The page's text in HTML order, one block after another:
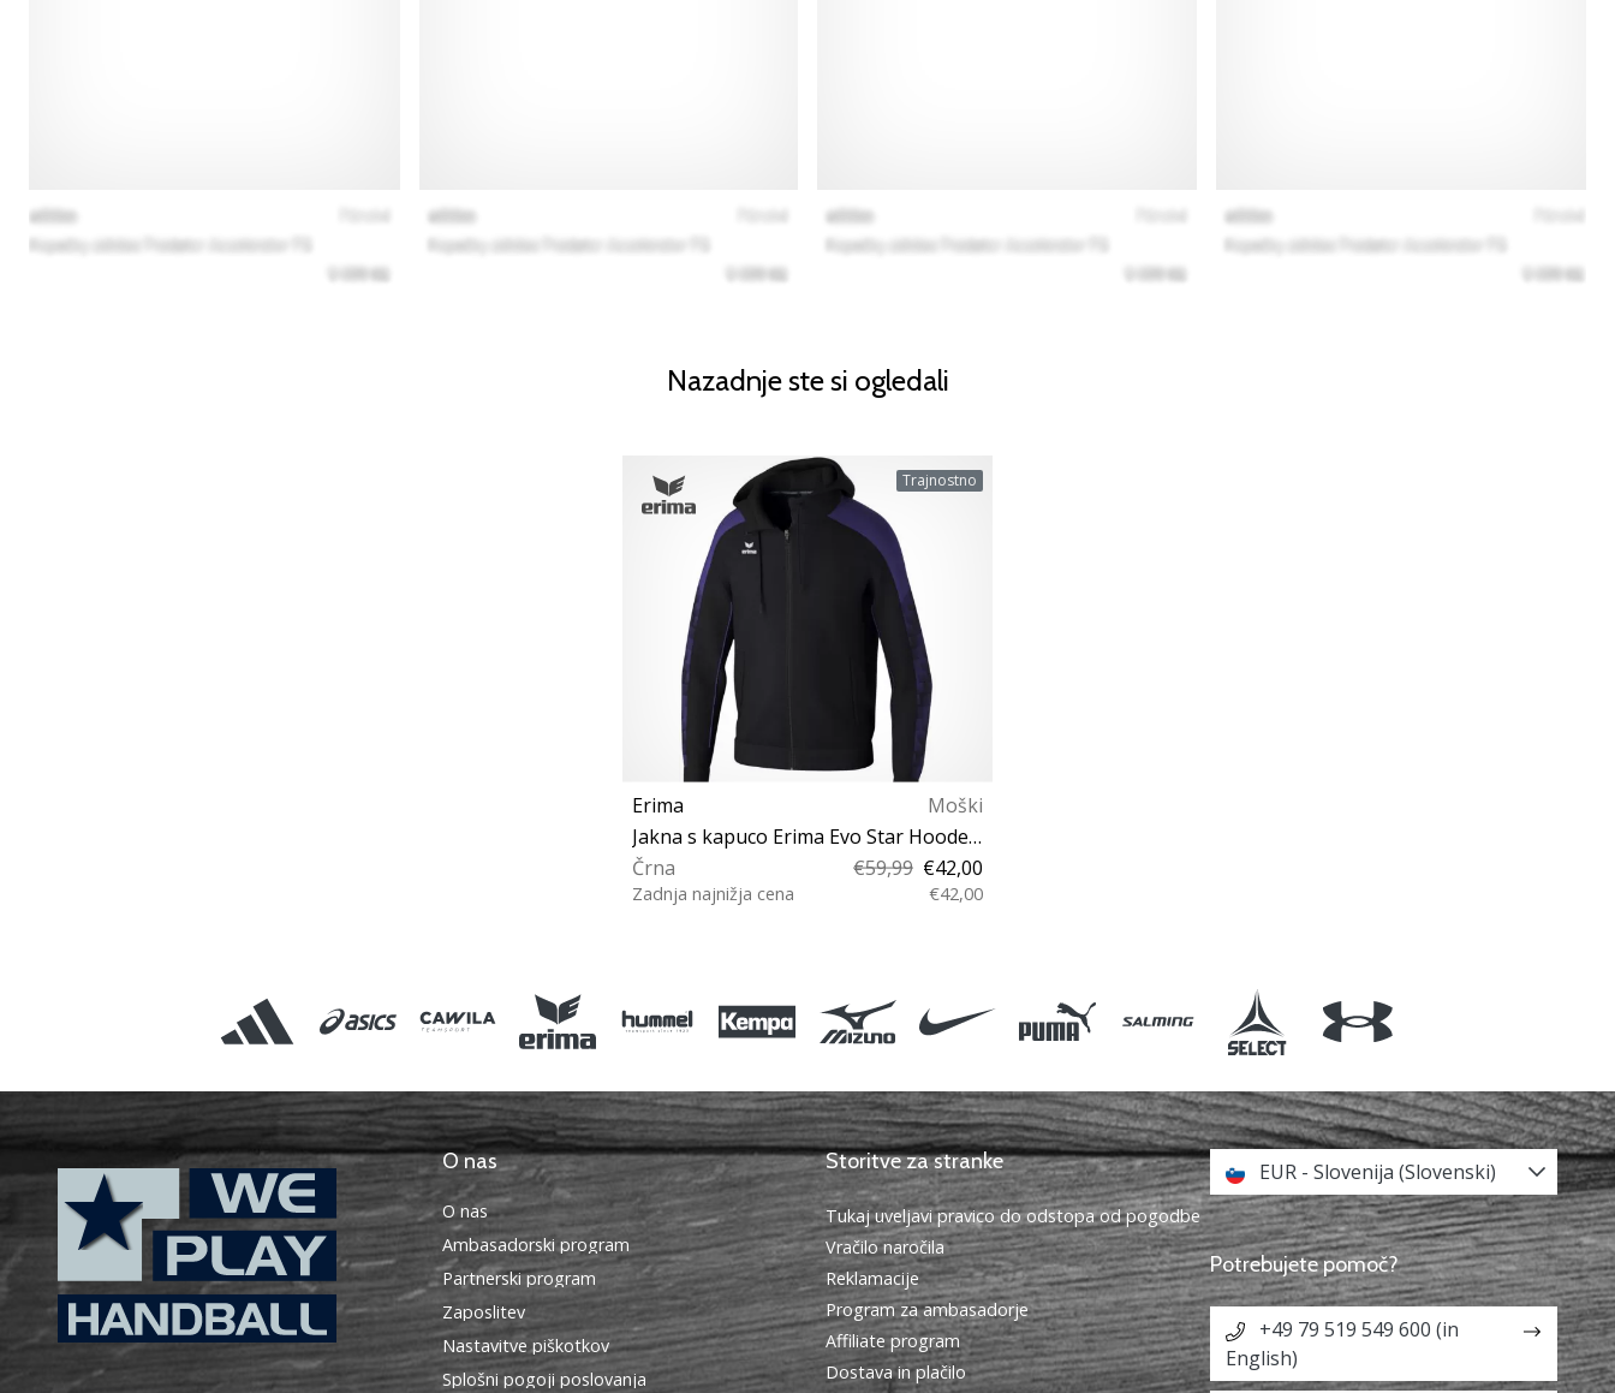
Nazadnje ste si ogledali
Trajnostno
Erima
Moški
Jakna s kapuco Erima Evo Star Hooded Jacket
Črna
€59,99 €42,00
Zadnja najnižja cena €42,00
WePlayHandball.si
O nas
O nas
Ambasadorski program
Partnerski program
Zaposlitev
Nastavitve piškotkov
Splošni pogoji poslovanja
Storitve za stranke
Tukaj uveljavi pravico do odstopa od pogodbe
Vračilo naročila
Reklamacije
Program za ambasadorje
Affiliate program
Dostava in plačilo
EUR - Slovenija (Slovenski)
Potrebujete pomoč?
+49 79 519 549 600 (in
English)